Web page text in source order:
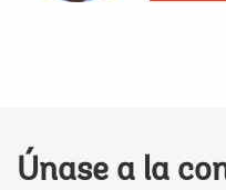
Únase a la